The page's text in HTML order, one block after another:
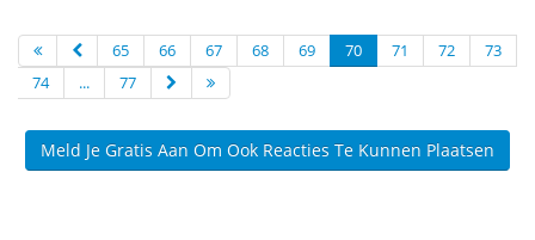
65 66 67 68 69 70 71 72
73
74
... 77
Meld Je Gratis Aan Om Ook Reacties Te Kunnen Plaatsen